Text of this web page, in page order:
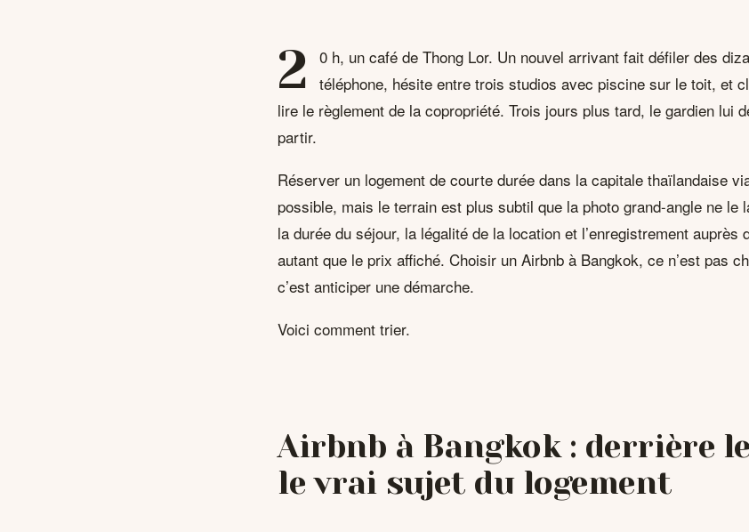
2
0 h, un café de Thong Lor. Un nouvel arrivant fait défiler des
téléphone, hésite entre trois studios avec piscine sur le toit, et
lire le règlement de la copropriété. Trois jours plus tard, le gardien lui
partir.
Réserver un logement de courte durée dans la capitale thaïlandaise
possible, mais le terrain est plus subtil que la photo grand-angle ne le
la durée du séjour, la légalité de la location et l’enregistrement auprès
autant que le prix affiché. Choisir un Airbnb à Bangkok, ce n’est pas
c’est anticiper une démarche.
Voici comment trier.
Airbnb à Bangkok : derrière
le vrai sujet du logement